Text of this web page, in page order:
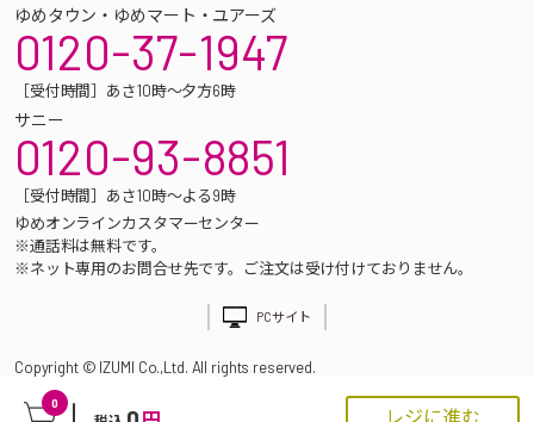
0
レジに進む
ゆめタウン・ゆめマート・ユアーズ
0120-37-1947
［受付時間］あさ10時～夕方6時
サニー
0120-93-8851
［受付時間］あさ10時～よる9時
ゆめオンラインカスタマーセンター
※通話料は無料です。
※ネット専用のお問合せ先です。ご注文は受け付けておりません。
PCサイト
Copyright © IZUMI Co.,Ltd. All rights reserved.